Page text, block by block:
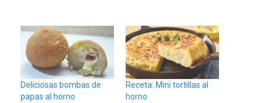
Deliciosas bombas de
papas al horno
Receta: Mini tortillas al
horno